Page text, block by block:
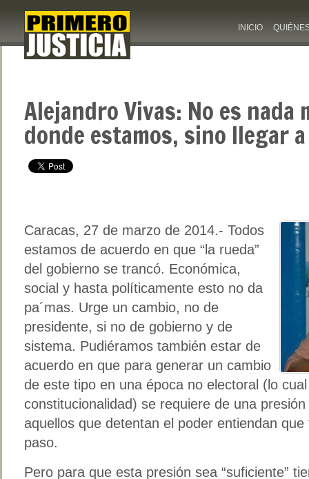
INICIO
Alejandro Vivas: No es nada
donde estamos, sino llegar
Caracas, 27 de marzo de 2014.- Todos
estamos de acuerdo en que “la rueda”
del gobierno se trancó. Económica,
social y hasta políticamente esto no da
pa´mas. Urge un cambio, no de
presidente, si no de gobierno y de
sistema. Pudiéramos también estar de
acuerdo en que para generar un cambio
de este tipo en una época no electoral (lo
constitucionalidad) se requiere de una
aquellos que detentan el poder entiendan
paso.
Pero para que esta presión sea “suficiente”